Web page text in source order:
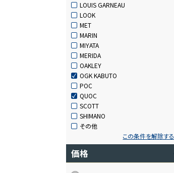
LOUIS GARNEAU
LOOK
MET
MARIN
MIYATA
MERIDA
OAKLEY
OGK KABUTO
POC
QUOC
SCOTT
SHIMANO
その他
この条件を解除する
価格